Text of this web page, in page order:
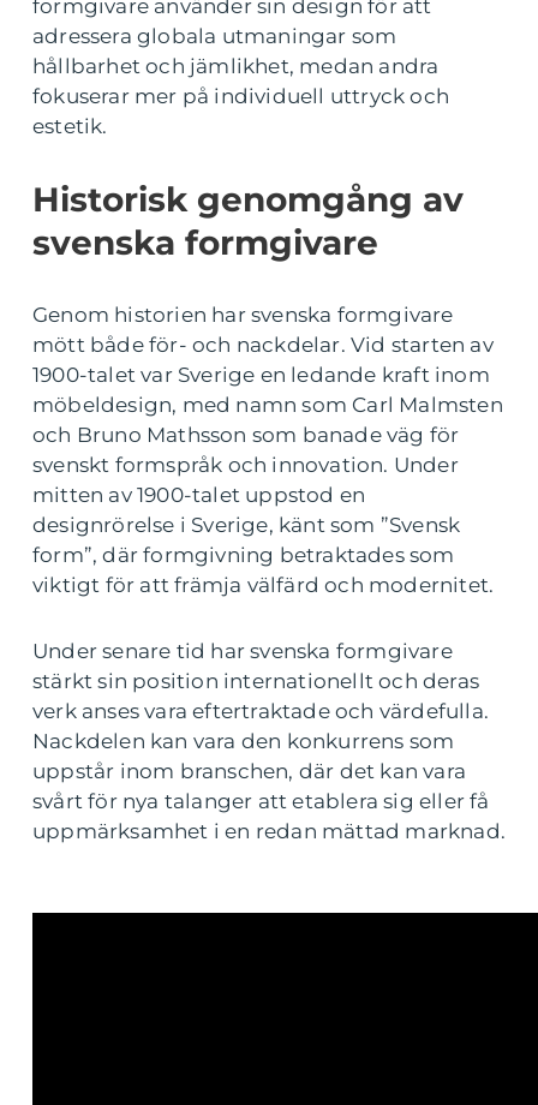
formgivare använder sin design för att
adressera globala utmaningar som
hållbarhet och jämlikhet, medan andra
fokuserar mer på individuell uttryck och
estetik.
Historisk genomgång av
svenska formgivare
Genom historien har svenska formgivare
mött både för- och nackdelar. Vid starten av
1900-talet var Sverige en ledande kraft inom
möbeldesign, med namn som Carl Malmsten
och Bruno Mathsson som banade väg för
svenskt formspråk och innovation. Under
mitten av 1900-talet uppstod en
designrörelse i Sverige, känt som ”Svensk
form”, där formgivning betraktades som
viktigt för att främja välfärd och modernitet.
Under senare tid har svenska formgivare
stärkt sin position internationellt och deras
verk anses vara eftertraktade och värdefulla.
Nackdelen kan vara den konkurrens som
uppstår inom branschen, där det kan vara
svårt för nya talanger att etablera sig eller få
uppmärksamhet i en redan mättad marknad.